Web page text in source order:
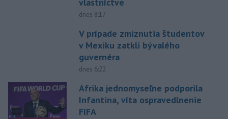
dnes 8:17
V prípade zmiznutia študentov
v Mexiku zatkli bývalého
guvernéra
dnes 6:22
Afrika jednomyseľne podporila
Infantina, víta ospravedlnenie
FIFA